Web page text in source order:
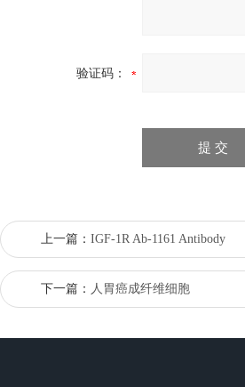
验证码：
上一篇： IGF-1R Ab-1161 Antibody
下一篇： 人胃癌成纤维细胞